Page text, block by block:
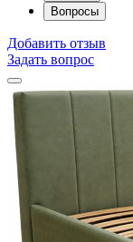
Вопросы
Добавить отзыв
Задать вопрос